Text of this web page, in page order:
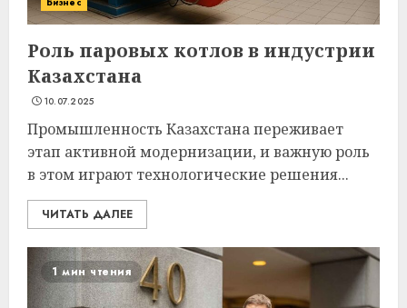
Роль паровых котлов в индустрии
Казахстана
10.07.2025
Промышленность Казахстана переживает
этап активной модернизации, и важную роль
в этом играют технологические решения...
ЧИТАТЬ ДАЛЕЕ
1 мин чтения